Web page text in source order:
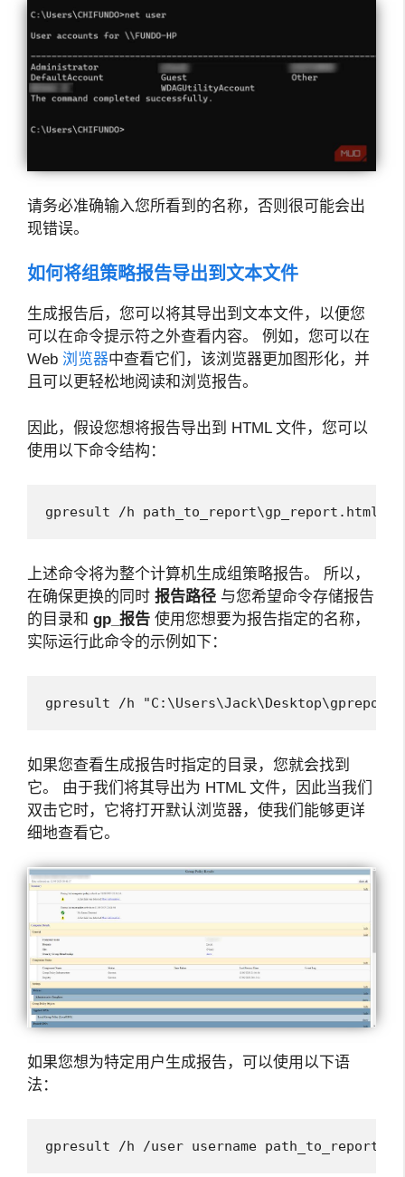
请务必准确输入您所看到的名称，否则很可能会出
现错误。
如何将组策略报告导出到文本文件
生成报告后，您可以将其导出到文本文件，以便您
可以在命令提示符之外查看内容。 例如，您可以在
Web 浏览器中查看它们，该浏览器更加图形化，并
且可以更轻松地阅读和浏览报告。
因此，假设您想将报告导出到 HTML 文件，您可以
使用以下命令结构：
gpresult /h path_to_report\gp_report.html
上述命令将为整个计算机生成组策略报告。 所以，
在确保更换的同时 报告路径 与您希望命令存储报告
的目录和 gp_报告 使用您想要为报告指定的名称，
实际运行此命令的示例如下：
gpresult /h
如果您查看生成报告时指定的目录，您就会找到
它。 由于我们将其导出为 HTML 文件，因此当我们
双击它时，它将打开默认浏览器，使我们能够更详
细地查看它。
如果您想为特定用户生成报告，可以使用以下语
法：
gpresult /h /user username